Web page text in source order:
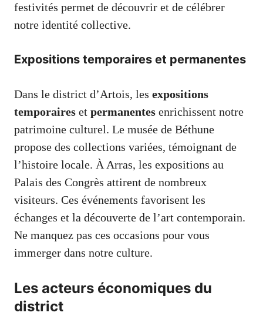
festivités permet de découvrir et de célébrer
notre identité collective.
Expositions temporaires et permanentes
Dans le district d’Artois, les expositions
temporaires et permanentes enrichissent notre
patrimoine culturel. Le musée de Béthune
propose des collections variées, témoignant de
l’histoire locale. À Arras, les expositions au
Palais des Congrès attirent de nombreux
visiteurs. Ces événements favorisent les
échanges et la découverte de l’art contemporain.
Ne manquez pas ces occasions pour vous
immerger dans notre culture.
Les acteurs économiques du
district